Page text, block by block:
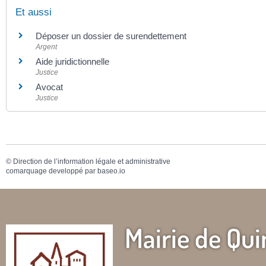
Et aussi
Déposer un dossier de surendettement
Argent
Aide juridictionnelle
Justice
Avocat
Justice
© Direction de l’information légale et administrative
comarquage developpé par baseo.io
Mairie de